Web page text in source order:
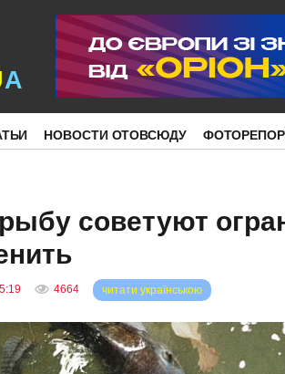
A
НОВОСТИ ОТОВСЮДУ
советуют
4664 читати українською